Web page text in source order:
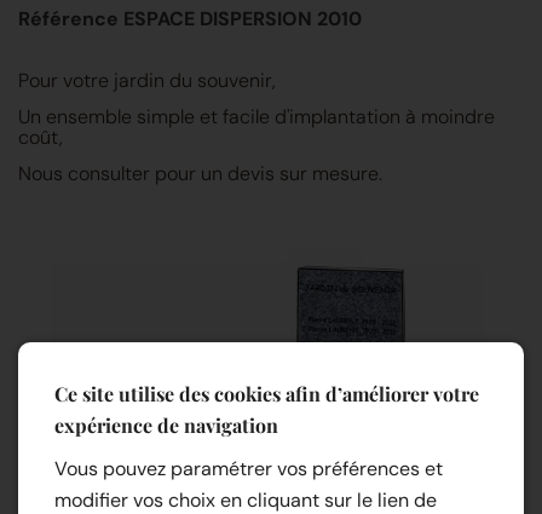
Référence ESPACE DISPERSION 2010
Pour votre jardin du souvenir,
Un ensemble simple et facile d'implantation à moindre
coût,
Nous consulter pour un devis sur mesure.
Ce site utilise des cookies afin d’améliorer votre
expérience de navigation
Vous pouvez paramétrer vos préférences et
modifier vos choix en cliquant sur le lien de